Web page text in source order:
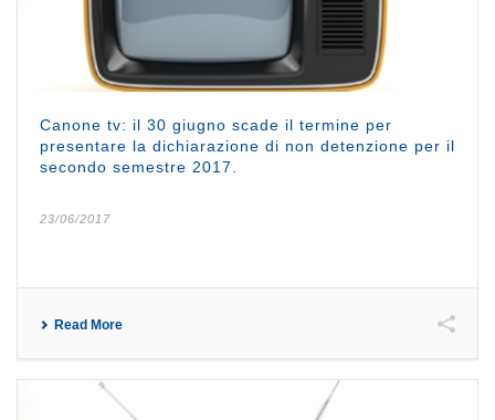
Canone tv: il 30 giugno scade il termine per
presentare la dichiarazione di non detenzione per il
secondo semestre 2017.
23/06/2017
Read More